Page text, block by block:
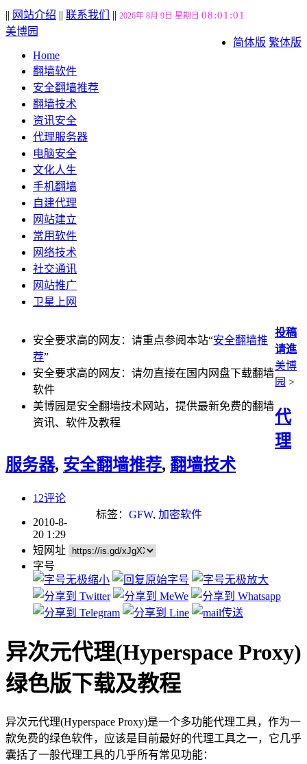
|| 网站介绍 || 联系我们 || 2026年 8月 9日 星期日 08:01:02
简体版 繁体版
美博园
Home
翻墙软件
安全翻墙推荐
翻墙技术
资讯安全
代理服务器
电脑安全
文化人生
手机翻墙
自建代理
网站建立
常用软件
网络技术
社交通讯
网站推广
卫星上网
安全要求高的网友：请重点参阅本站“安全翻墙推
荐”
安全要求高的网友：请勿直接在国内网盘下载翻墙
软件
美博园是安全翻墙技术网站，提供最新免费的翻墙
资讯、软件及教程
投稿
请進
美博
园 >
代
理
服务器, 安全翻墙推荐, 翻墙技术
12评论
标签： GFW, 加密软件
2010-8-
20 1:29
短网址
字号
异次元代理(Hyperspace Proxy)
绿色版下载及教程
异次元代理(Hyperspace Proxy)是一个多功能代理工具，作为一
款免费的绿色软件，应该是目前最好的代理工具之一，它几乎
囊括了一般代理工具的几乎所有常见功能：